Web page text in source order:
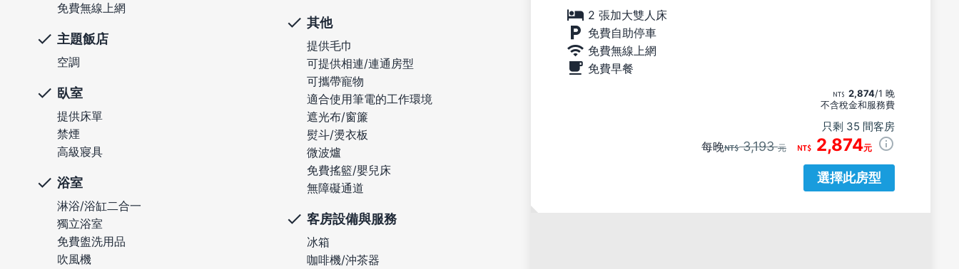
2 張加大雙人床
免費自助停車
免費無線上網
免費早餐
2,874/1 晚
不含稅金和服務費
只剩 35 間客房
每晚 3,193元 2,874元
選擇此房型
免費無線上網
主題飯店
空調
臥室
提供床單
禁煙
高級寢具
浴室
淋浴/浴缸二合一
獨立浴室
免費盥洗用品
吹風機
其他
提供毛巾
可提供相連/連通房型
可攜帶寵物
適合使用筆電的工作環境
遮光布/窗簾
熨斗/燙衣板
微波爐
免費搖籃/嬰兒床
無障礙通道
客房設備與服務
冰箱
咖啡機/沖茶器